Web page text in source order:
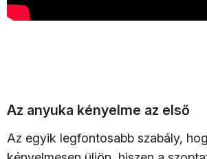
Az anyuka kényelme az első
Az egyik legfontosabb szabály,